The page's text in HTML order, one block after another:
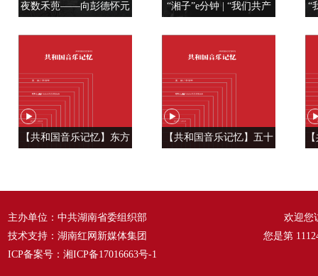
夜数禾蔸——向彭德怀元
“湘子”e分钟 | “我们共产
“
【共和国音乐记忆】东方
【共和国音乐记忆】五十
主办单位：中共湖南省委组织部
技术支持：湖南红网新媒体集团
ICP备案号： 湘ICP备17016663号-1
欢迎您
您是第